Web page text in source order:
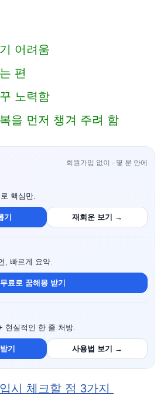
어려움
편
노력함
을 먼저 챙겨 주려 함
회원가입 없이 · 몇 분 안에
핵심만.
기 재회운 보기 →
, 빠르게 요약.
무료로 꿈해몽 받기
현실적인 한 줄 처방.
기 사용법 보기 →
시 체크할 점 3가지